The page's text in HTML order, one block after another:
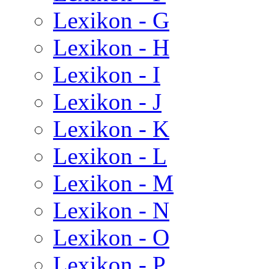
Lexikon - G
Lexikon - H
Lexikon - I
Lexikon - J
Lexikon - K
Lexikon - L
Lexikon - M
Lexikon - N
Lexikon - O